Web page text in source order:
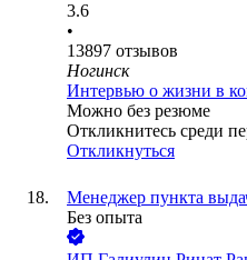
3.6
•
13897 отзывов
Ногинск
Интервью о жизни в
Можно без резюме
Откликнитесь среди
Откликнуться
Менеджер пункта
Без опыта